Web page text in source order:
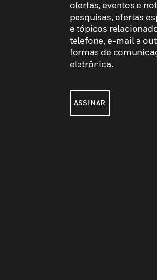
ofertas, eventos e
pesquisas, ofertas
e tópicos
telefone, e-mail e
formas de
eletrônica.
ASSINAR